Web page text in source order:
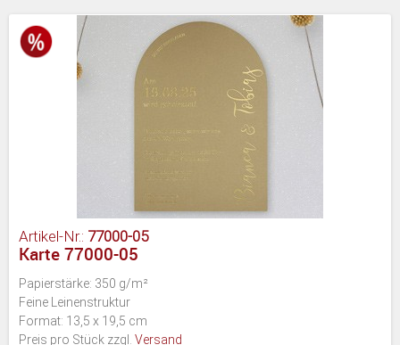
Artikel-Nr.: 77000-05
Karte 77000-05
Papierstärke: 350 g/m²
Feine Leinenstruktur
Format: 13,5 x 19,5 cm
Preis pro Stück zzgl. Versand